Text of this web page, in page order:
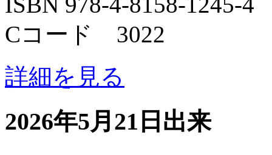
Cコード 3022
詳細を見る
2026年5月21日出来